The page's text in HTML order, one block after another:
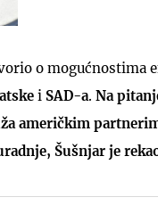
o mogućnostima
i SAD-a. Na
američkim
Šušnjar je